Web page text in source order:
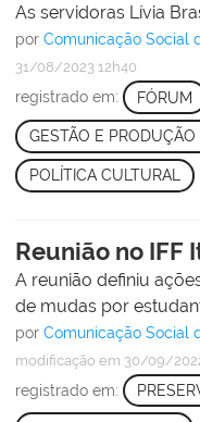
As servidoras Lívia
por Comunicação Social
31/08/2023 12h40
registrado em: FÓRUM
GESTÃO E
POLÍTICA CULTURAL
Reunião no IFF
A reunião definiu
de mudas por
por Comunicação Social
modificação em 30/09/
registrado em: